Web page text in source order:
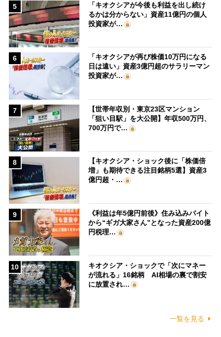
5
「キオクシアが今後も利益を出し続け
るかは分からない」資産11億円の個人
投資家が…
6
「キオクシアが再び株価10万円になる
日は遠い」資産3億円超のサラリーマン
投資家が…
7
【世帯年収別・東京23区マンション
「狙い目駅」を大公開】年収500万円、
700万円で…
8
【キオクシア・ショック後に「株価倍
増」も期待できる注目銘柄5選】資産3
億円超・…
9
《利益は年5億円前後》住み込みバイト
から“ギガ大家さん”となった資産200億
円税理…
10
キオクシア・ショックで「次にマネー
が流れる」16銘柄 AI相場の裏で割安
に放置され…
一覧を見る